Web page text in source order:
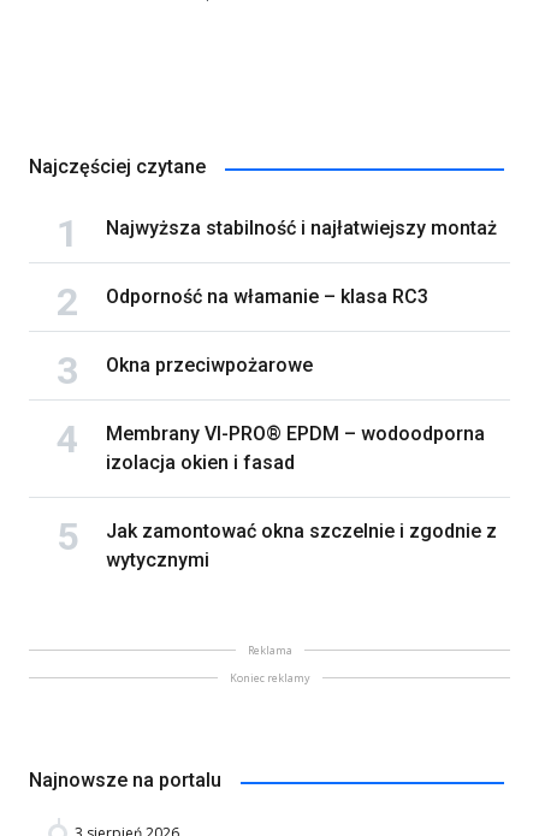
Najczęściej czytane
Najwyższa stabilność i najłatwiejszy montaż
Odporność na włamanie – klasa RC3
Okna przeciwpożarowe
Membrany VI-PRO® EPDM – wodoodporna
izolacja okien i fasad
Jak zamontować okna szczelnie i zgodnie z
wytycznymi
Reklama
Koniec reklamy
Najnowsze na portalu